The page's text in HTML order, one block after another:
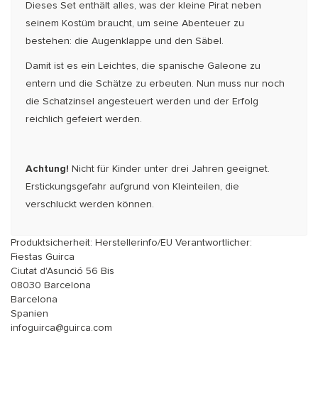
Dieses Set enthält alles, was der kleine Pirat neben
seinem Kostüm braucht, um seine Abenteuer zu
bestehen: die Augenklappe und den Säbel.
Damit ist es ein Leichtes, die spanische Galeone zu
entern und die Schätze zu erbeuten. Nun muss nur noch
die Schatzinsel angesteuert werden und der Erfolg
reichlich gefeiert werden.
Achtung! Nicht für Kinder unter drei Jahren geeignet.
Erstickungsgefahr aufgrund von Kleinteilen, die
verschluckt werden können.
Produktsicherheit: Herstellerinfo/EU Verantwortlicher:
Fiestas Guirca
Ciutat d'Asunció 56 Bis
08030 Barcelona
Barcelona
Spanien
infoguirca@guirca.com